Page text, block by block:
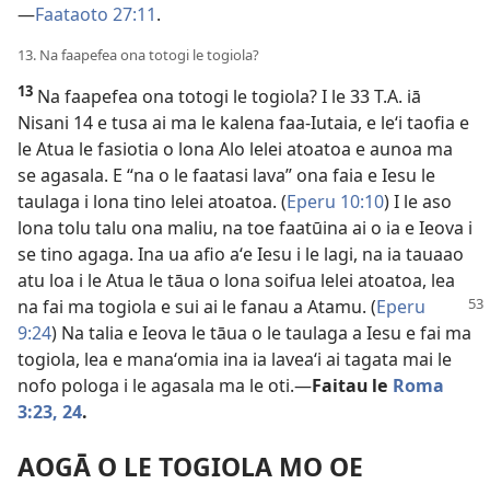
—Faataoto 27:11.
13. Na faapefea ona totogi le togiola?
13 Na faapefea ona totogi le togiola? I le 33 T.A. iā
Nisani 14 e tusa ai ma le kalena faa-Iutaia, e leʻi taofia e
le Atua le fasiotia o lona Alo lelei atoatoa e aunoa ma
se agasala. E “na o le faatasi lava” ona faia e Iesu le
taulaga i lona tino lelei atoatoa. (Eperu 10:10) I le aso
lona tolu talu ona maliu, na toe faatūina ai o ia e Ieova i
se tino agaga. Ina ua afio aʻe Iesu i le lagi, na ia tauaao
atu loa i le Atua le tāua o lona soifua lelei atoatoa, lea
na fai ma togiola e sui ai le fanau a Atamu. (Eperu
9:24) Na talia e Ieova le tāua o le taulaga a Iesu e fai ma
togiola, lea e manaʻomia ina ia laveaʻi ai tagata mai le
nofo pologa i le agasala ma le oti.—Faitau le Roma
3:23, 24.
AOGĀ O LE TOGIOLA MO OE